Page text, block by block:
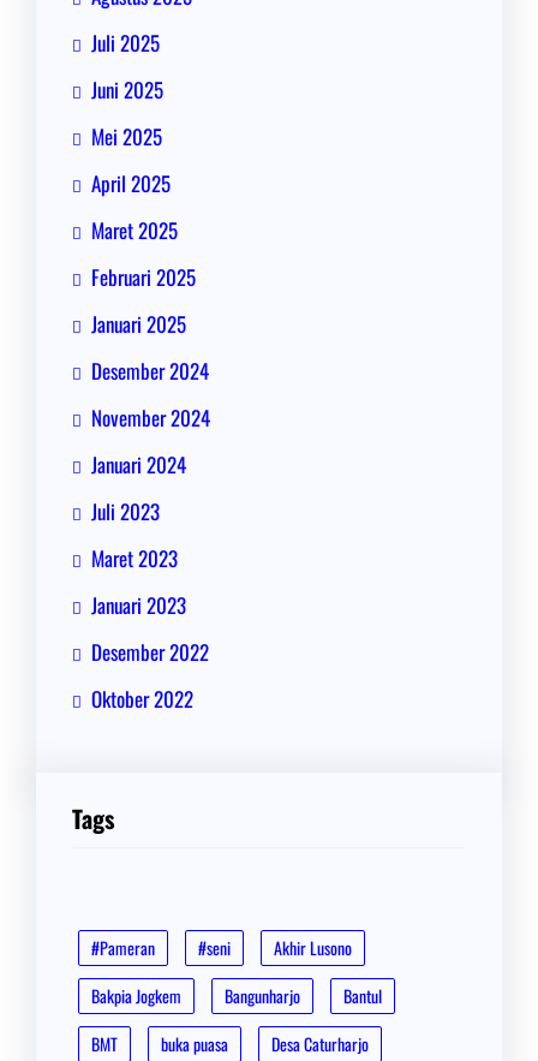
Juli 2025
Juni 2025
Mei 2025
April 2025
Maret 2025
Februari 2025
Januari 2025
Desember 2024
November 2024
Januari 2024
Juli 2023
Maret 2023
Januari 2023
Desember 2022
Oktober 2022
Tags
#Pameran #seni
Akhir Lusono
Bakpia Jogkem
Bangunharjo
Bantul
BMT
buka puasa
Desa Caturharjo